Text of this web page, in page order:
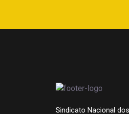
Sindicato Nacional